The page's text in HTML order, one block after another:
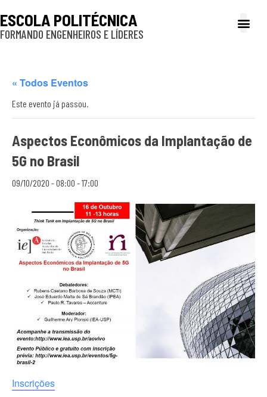
ESCOLA POLITÉCNICA
FORMANDO ENGENHEIROS E LÍDERES
« Todos Eventos
Este evento já passou.
Aspectos Econômicos da Implantação de
5G no Brasil
09/10/2020 - 08:00 -17:00
Inscrições